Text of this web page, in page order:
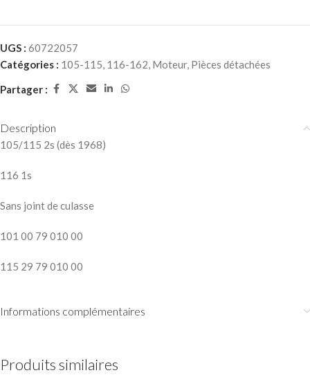
UGS : 60722057
Catégories : 105-115, 116-162, Moteur, Pièces détachées
Partager :
Description
105/115 2s (dès 1968)
116 1s
Sans joint de culasse
101 00 79 010 00
115 29 79 010 00
Informations complémentaires
Produits similaires